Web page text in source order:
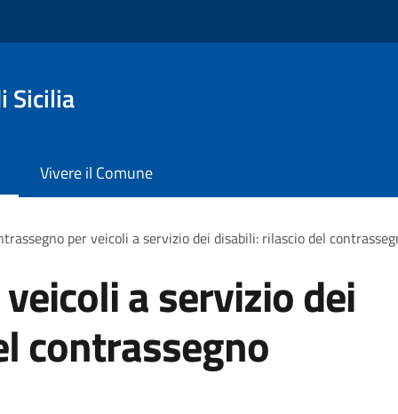
Sicilia
Vivere il Comune
per veicoli a servizio dei disabili: rilascio del
a servizio dei
contrassegno